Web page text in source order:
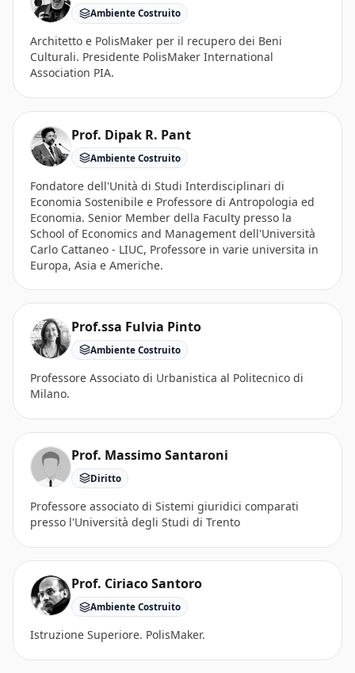
Ambiente Costruito
Architetto e PolisMaker per il recupero dei Beni
Culturali. Presidente PolisMaker International
Association PIA.
Prof. Dipak R. Pant
Ambiente Costruito
Fondatore dell'Unità di Studi Interdisciplinari di
Economia Sostenibile e Professore di Antropologia ed
Economia. Senior Member della Faculty presso la
School of Economics and Management dell'Università
Carlo Cattaneo - LIUC, Professore in varie universita in
Europa, Asia e Americhe.
Prof.ssa Fulvia Pinto
Ambiente Costruito
Professore Associato di Urbanistica al Politecnico di
Milano.
Prof. Massimo Santaroni
Diritto
Professore associato di Sistemi giuridici comparati
presso l'Università degli Studi di Trento
Prof. Ciriaco Santoro
Ambiente Costruito
Istruzione Superiore. PolisMaker.